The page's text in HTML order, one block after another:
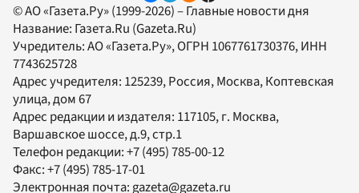
© АО «Газета.Ру» (1999-2026) – Главные новости дня
Название: Газета.Ru (Gazeta.Ru)
Учредитель:АО «Газета.Ру», ОГРН 1067761730376, ИНН
7743625728
Адрес учредителя: 125239, Россия, Москва, Коптевская
улица, дом 67
Адрес редакции и издателя: 117105, г. Москва,
Варшавское шоссе, д.9, стр.1
Телефон редакции:+7 (495) 785-00-12
Факс:+7 (495) 785-17-01
Электронная почта: gazeta@gazeta.ru